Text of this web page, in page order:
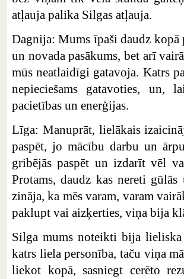
atļauja palika Silgas atļauja.
Dagnija: Mums īpaši daudz
un novada pasākums, bet arī
mūs neatlaidīgi gatavoja. Katrs
nepieciešams gatavoties, un,
pacietības un enerģijas.
Līga: Manuprāt, lielākais
paspēt, jo mācību darbu un
gribējās paspēt un izdarīt vēl
Protams, daudz kas nereti
zināja, ka mēs varam, varam
paklupt vai aizķerties, viņa bija
Silga mums noteikti bija
katrs liela personība, taču viņa
liekot kopā, sasniegt cerēto